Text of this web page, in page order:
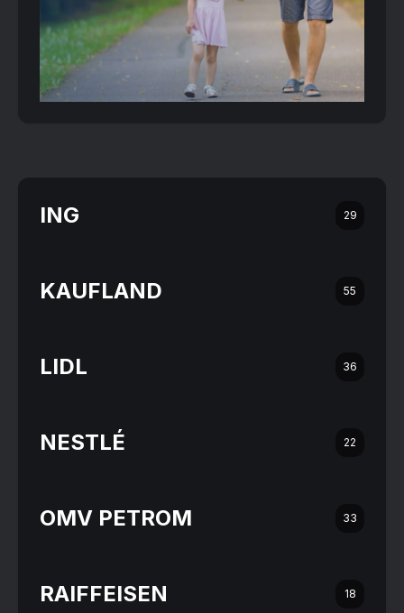
ING 29
KAUFLAND 55
LIDL 36
NESTLÉ 22
OMV PETROM 33
RAIFFEISEN 18